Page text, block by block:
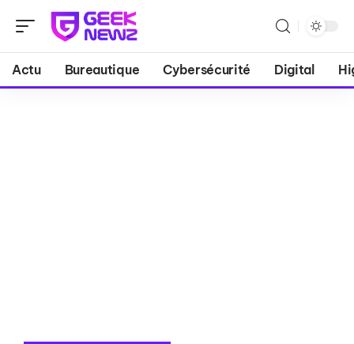
Actu Bureautique Cybersécurité Digital